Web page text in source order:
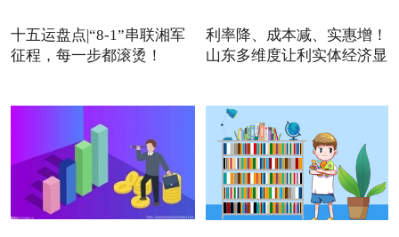
十五运盘点|“8-1”串联湘军
征程，每一步都滚烫！
利率降、成本减、实惠增！
山东多维度让利实体经济显